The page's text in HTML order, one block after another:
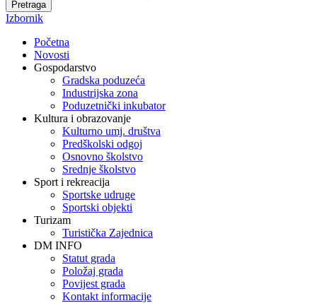
Izbornik
Početna
Novosti
Gospodarstvo
Gradska poduzeća
Industrijska zona
Poduzetnički inkubator
Kultura i obrazovanje
Kulturno umj. društva
Predškolski odgoj
Osnovno školstvo
Srednje školstvo
Sport i rekreacija
Sportske udruge
Sportski objekti
Turizam
Turistička Zajednica
DM INFO
Statut grada
Položaj grada
Povijest grada
Kontakt informacije